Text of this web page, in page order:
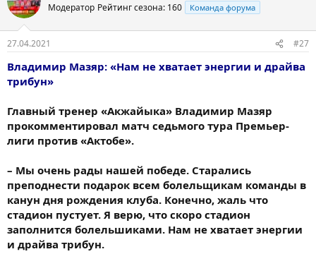
Модератор Рейтинг сезона: 160 Команда форума
27.04.2021 #27
Владимир Мазяр: «Нам не хватает энергии и драйва
трибун»
Главный тренер «Акжайыка» Владимир Мазяр
прокомментировал матч седьмого тура Премьер-
лиги против «Актобе».
– Мы очень рады нашей победе. Старались
преподнести подарок всем болельщикам команды в
канун дня рождения клуба. Конечно, жаль что
стадион пустует. Я верю, что скоро стадион
заполнится болельшиками. Нам не хватает энергии
и драйва трибун.